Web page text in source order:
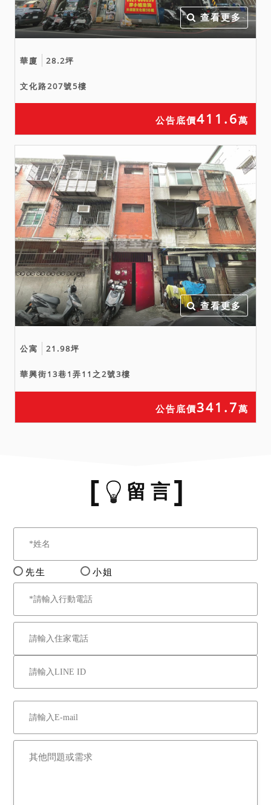
行鄰里機關查訪探詢，於綜
合考量相關風險後再行投標
或應買。
公告欄張貼之拍賣公告內容
為準。投標人應攜帶國民身
分證、印章、如委任他人代
為投標、應提出委任狀與受
任人之身分證、印章；投標
人為外國人者，應檢具相關
文件，依土地法第二十條第
一項規定，向土地或建物所
在地市縣政府申請核准得購
買該不動產之資格證明，於
投標時一併提出。
九、本件查封物合併拍賣，
應分別列價，總價並應達到
底價，以總價最高者為得
查看更多
華廈 28.2坪
文化路207號5樓
公告底價411.6萬
查看更多
公寓 21.98坪
華興街13巷1弄11之2號3樓
公告底價341.7萬
留 言
先生 小姐